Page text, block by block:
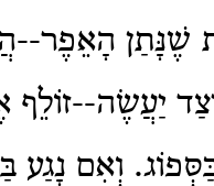
שֶׁנָּתַן הָאֵפֶר--
יַעֲשֶׂה--
וְאִם נָגַע